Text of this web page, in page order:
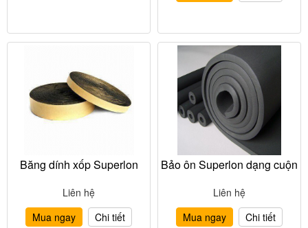
Băng dính xốp Superlon
Liên hệ
Mua ngay
Chi tiết
Bảo ôn Superlon dạng cuộn
Liên hệ
Mua ngay
Chi tiết